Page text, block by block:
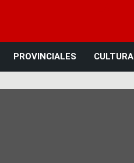
PROVINCIALES CULTURA